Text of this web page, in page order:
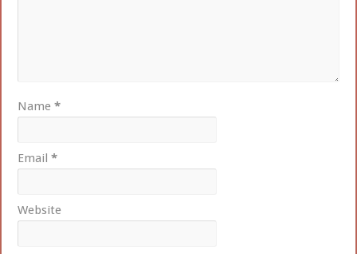
Name*
Email*
Website